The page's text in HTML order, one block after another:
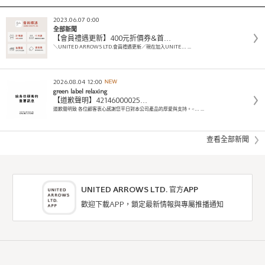
2023.06.07 0:00
全部新聞
【會員禮遇更新】400元折價券&首…
＼UNITED ARROWS LTD.會員禮遇更新／現在加入UNITE… ...
2026.08.04 12:00
green label relaxing
【道歉聲明】42146000025…
道歉聲明致 各位顧客衷心感謝您平日對本公司產品的厚愛與支持。<… ...
查看全部新聞
UNITED ARROWS LTD. 官方APP
歡迎下載APP，鎖定最新情報與專屬推播通知